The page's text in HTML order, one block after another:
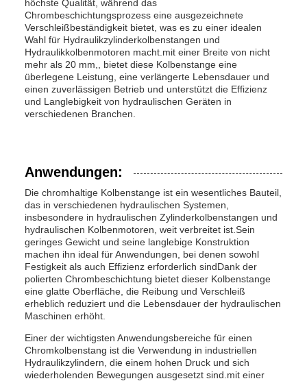
höchste Qualität, während das
Chrombeschichtungsprozess eine ausgezeichnete
Verschleißbeständigkeit bietet, was es zu einer idealen
Wahl für Hydraulikzylinderkolbenstangen und
Hydraulikkolbenmotoren macht.mit einer Breite von nicht
mehr als 20 mm,, bietet diese Kolbenstange eine
überlegene Leistung, eine verlängerte Lebensdauer und
einen zuverlässigen Betrieb und unterstützt die Effizienz
und Langlebigkeit von hydraulischen Geräten in
verschiedenen Branchen.
Anwendungen:
Die chromhaltige Kolbenstange ist ein wesentliches Bauteil,
das in verschiedenen hydraulischen Systemen,
insbesondere in hydraulischen Zylinderkolbenstangen und
hydraulischen Kolbenmotoren, weit verbreitet ist.Sein
geringes Gewicht und seine langlebige Konstruktion
machen ihn ideal für Anwendungen, bei denen sowohl
Festigkeit als auch Effizienz erforderlich sindDank der
polierten Chrombeschichtung bietet dieser Kolbenstange
eine glatte Oberfläche, die Reibung und Verschleiß
erheblich reduziert und die Lebensdauer der hydraulischen
Maschinen erhöht.
Einer der wichtigsten Anwendungsbereiche für einen
Chromkolbenstang ist die Verwendung in industriellen
Hydraulikzylindern, die einem hohen Druck und sich
wiederholenden Bewegungen ausgesetzt sind.mit einer